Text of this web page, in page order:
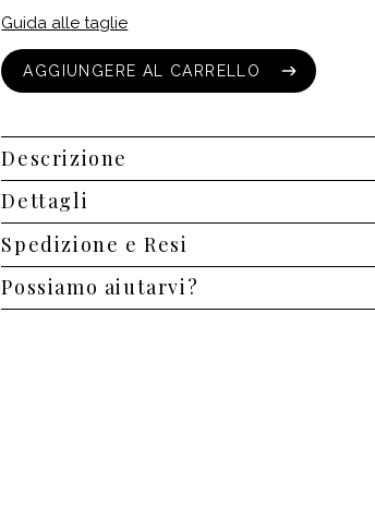
Guida alle taglie
AGGIUNGERE AL CARRELLO
AGGIUNGERE AL CARRELLO
Descrizione
Dettagli
Spedizione e Resi
Possiamo aiutarvi?